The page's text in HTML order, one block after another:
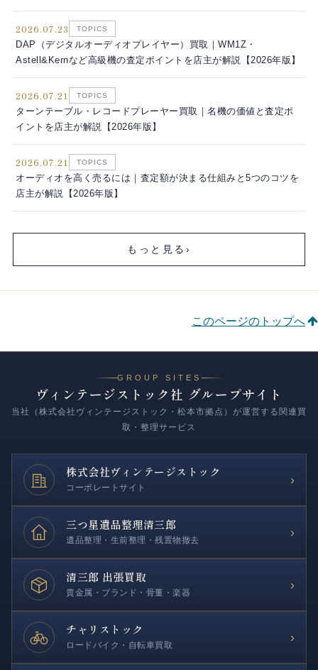
2026.07.23 TOPICS
DAP（デジタルオーディオプレイヤー）買取｜WM1Z・
Astell&Kernなど高級機の査定ポイントを店主が解説【2026年版】
2026.07.21 TOPICS
ターンテーブル・レコードプレーヤー買取｜名機の価値と査定ポ
イントを店主が解説【2026年版】
2026.07.21 TOPICS
オーディオを高く売るには｜査定額が決まる仕組みと5つのコツを
店主が解説【2026年版】
もっと見る ›
このページのトップへ
GROUP SITES
ヴィンテージストック社 グループサイト
当社（株式会社ヴィンテージストック・松本市拠点）が運営する関連買
取・整理サービス
株式会社ヴィンテージストック
コーポレートサイト
›
三つ星遺品整理清三郎
遺品整理・生前整理・残置物撤去
›
清三郎 出張買取
貴金属・ブランド・骨董・楽器
›
チャリストック
ロードバイク・自転車買取
›